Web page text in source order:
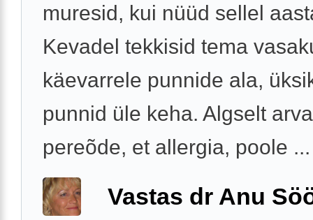
muresid, kui nüüd sellel
Kevadel tekkisid tema
käevarrele punnide ala,
punnid üle keha. Algselt
pereõde, et allergia, poole ...
Vastas dr Anu